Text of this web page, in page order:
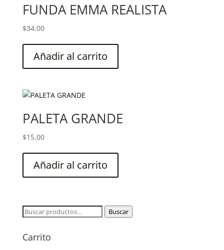
FUNDA EMMA REALISTA
$34.00
Añadir al carrito
PALETA GRANDE
$15.00
Añadir al carrito
Buscar
Buscar
Carrito